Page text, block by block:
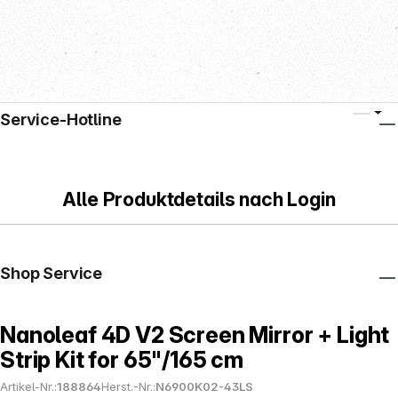
Alle Produktdetails nach Login
Nanoleaf 4D V2 Screen Mirror + Light
Strip Kit for 65"/165 cm
Artikel-Nr.:188864Herst.-Nr.:N6900K02-43LS
Service-Hotline
Shop Service